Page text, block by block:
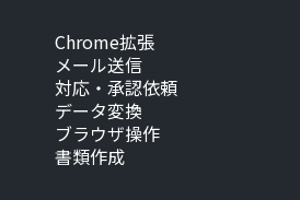
Chrome拡張
メール送信
対応・承認依頼
データ変換
ブラウザ操作
書類作成